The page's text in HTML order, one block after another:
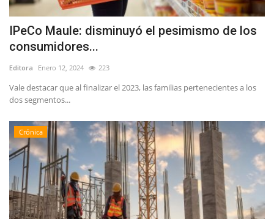
Política
Espectáculos
IPeCo Maule: disminuyó el pesimismo de los
consumidores...
Editora Enero 12, 2024 223
Vale destacar que al finalizar el 2023, las familias pertenecientes a los
dos segmentos...
Crónica